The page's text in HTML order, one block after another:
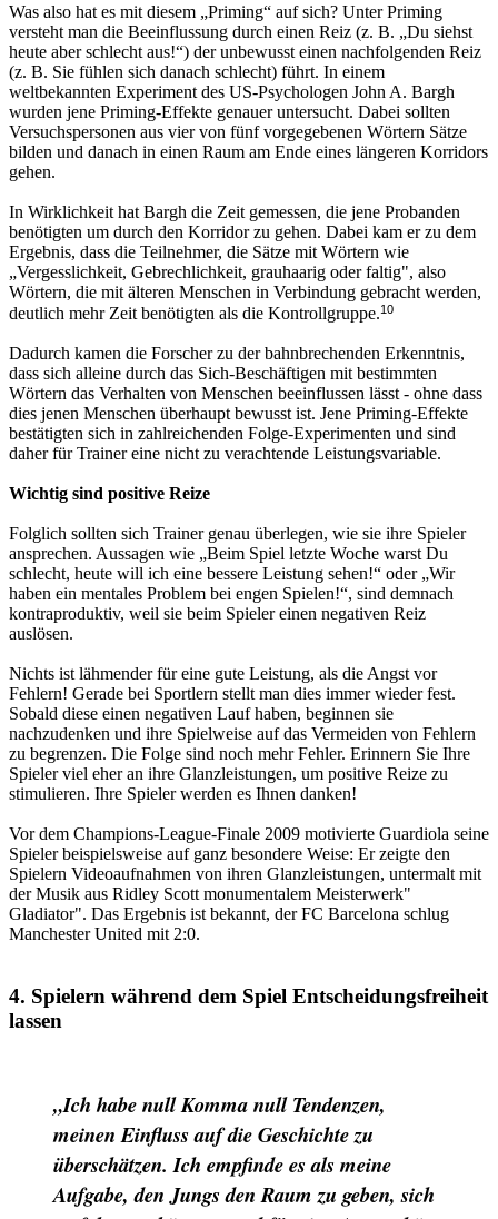
Was also hat es mit diesem „Priming“ auf sich? Unter Priming
versteht man die Beeinflussung durch einen Reiz (z. B. „Du siehst
heute aber schlecht aus!“) der unbewusst einen nachfolgenden Reiz
(z. B. Sie fühlen sich danach schlecht) führt. In einem
weltbekannten Experiment des US-Psychologen John A. Bargh
wurden jene Priming-Effekte genauer untersucht. Dabei sollten
Versuchspersonen aus vier von fünf vorgegebenen Wörtern Sätze
bilden und danach in einen Raum am Ende eines längeren Korridors
gehen.
In Wirklichkeit hat Bargh die Zeit gemessen, die jene Probanden
benötigten um durch den Korridor zu gehen. Dabei kam er zu dem
Ergebnis, dass die Teilnehmer, die Sätze mit Wörtern wie
„Vergesslichkeit, Gebrechlichkeit, grauhaarig oder faltig", also
Wörtern, die mit älteren Menschen in Verbindung gebracht werden,
deutlich mehr Zeit benötigten als die Kontrollgruppe.10
Dadurch kamen die Forscher zu der bahnbrechenden Erkenntnis,
dass sich alleine durch das Sich-Beschäftigen mit bestimmten
Wörtern das Verhalten von Menschen beeinflussen lässt - ohne dass
dies jenen Menschen überhaupt bewusst ist. Jene Priming-Effekte
bestätigten sich in zahlreichenden Folge-Experimenten und sind
daher für Trainer eine nicht zu verachtende Leistungsvariable.
Wichtig sind positive Reize
Folglich sollten sich Trainer genau überlegen, wie sie ihre Spieler
ansprechen. Aussagen wie „Beim Spiel letzte Woche warst Du
schlecht, heute will ich eine bessere Leistung sehen!“ oder „Wir
haben ein mentales Problem bei engen Spielen!“, sind demnach
kontraproduktiv, weil sie beim Spieler einen negativen Reiz
auslösen.
Nichts ist lähmender für eine gute Leistung, als die Angst vor
Fehlern! Gerade bei Sportlern stellt man dies immer wieder fest.
Sobald diese einen negativen Lauf haben, beginnen sie
nachzudenken und ihre Spielweise auf das Vermeiden von Fehlern
zu begrenzen. Die Folge sind noch mehr Fehler. Erinnern Sie Ihre
Spieler viel eher an ihre Glanzleistungen, um positive Reize zu
stimulieren. Ihre Spieler werden es Ihnen danken!
Vor dem Champions-League-Finale 2009 motivierte Guardiola seine
Spieler beispielsweise auf ganz besondere Weise: Er zeigte den
Spielern Videoaufnahmen von ihren Glanzleistungen, untermalt mit
der Musik aus Ridley Scott monumentalem Meisterwerk"
Gladiator". Das Ergebnis ist bekannt, der FC Barcelona schlug
Manchester United mit 2:0.
4. Spielern während dem Spiel Entscheidungsfreiheit
lassen
„Ich habe null Komma null Tendenzen,
meinen Einfluss auf die Geschichte zu
überschätzen. Ich empfinde es als meine
Aufgabe, den Jungs den Raum zu geben, sich